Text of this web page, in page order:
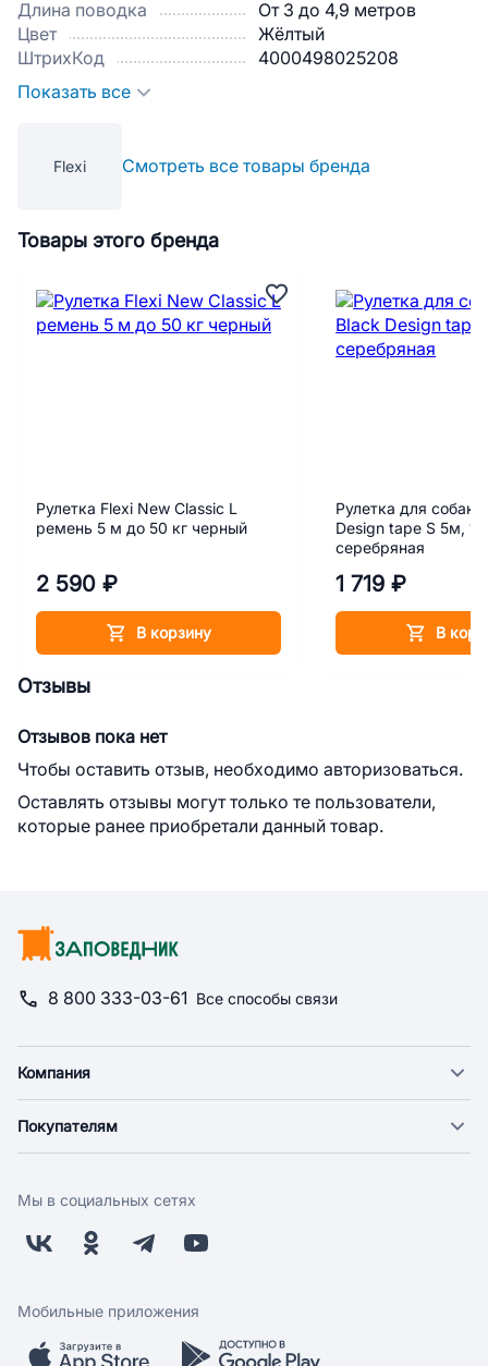
Длина поводка
От 3 до 4,9 метров
Цвет
Жёлтый
ШтрихКод
4000498025208
Показать все
Flexi Смотреть все товары бренда
Товары этого бренда
Рулетка Flexi New Classic L
ремень 5 м до 50 кг черный
2 590 ₽
В корзину
Рулетка для собак
Design tape S 5м,
серебряная
1 719 ₽
В
Отзывы
Отзывов пока нет
Чтобы оставить отзыв, необходимо авторизоваться.
Оставлять отзывы могут только те пользователи,
которые ранее приобретали данный товар.
8 800 333-03-61 Все способы связи
Компания
Новости
Поставщикам
Заводчикам
Обратная связь
Покупателям
Оплата
Бонусная программа
Скидки и акции
Мобильное приложение
Мы в социальных сетях
Мобильные приложения